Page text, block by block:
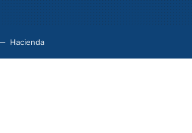
Hacienda